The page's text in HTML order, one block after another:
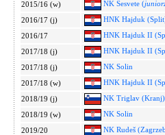
2015/16 (w)
NK Sesvete (
2016/17 (j)
HNK Hajduk
2016/17
HNK Hajduk II
2017/18 (j)
HNK Hajduk II
2017/18 (j)
NK Solin
2017/18 (w)
HNK Hajduk II
2018/19 (j)
NK Triglav (Kranj)
2018/19 (w)
NK Solin
2019/20
NK Rudeš